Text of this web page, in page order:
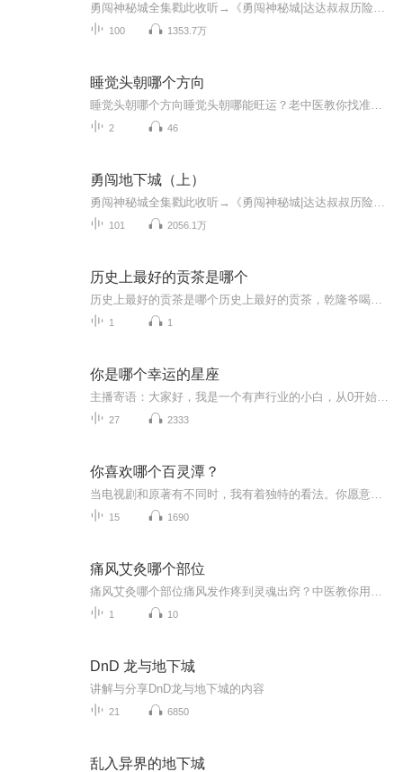
100 1353.7万
睡觉头朝哪个方向
2 46
勇闯地下城（上）
101 2056.1万
历史上最好的贡茶是哪个
1 1
你是哪个幸运的星座
27 2333
你喜欢哪个百灵潭？
15 1690
痛风艾灸哪个部位
1 10
DnD 龙与地下城
讲解与分享DnD龙与地下城的内容
21 6850
乱入异界的地下城